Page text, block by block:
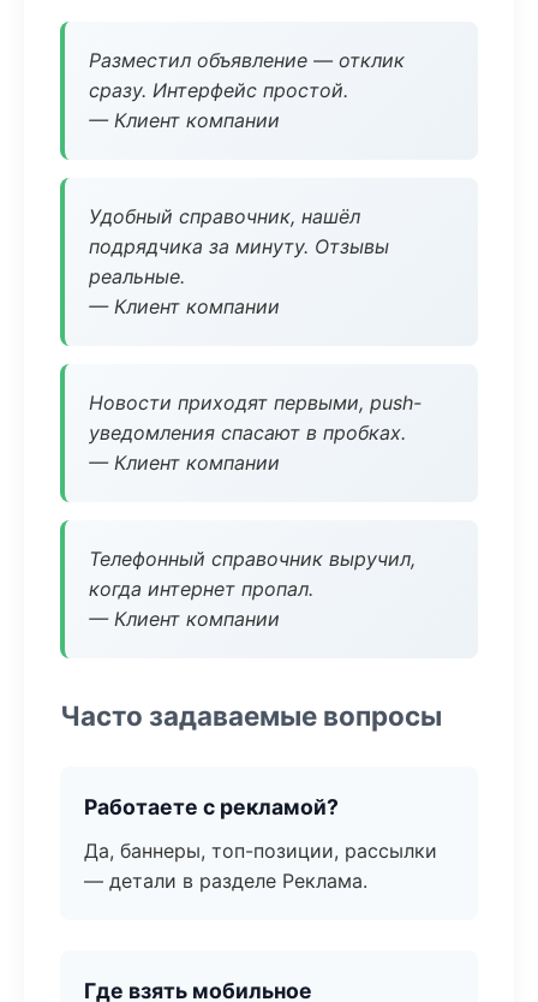
Разместил объявление — отклик
сразу. Интерфейс простой.
— Клиент компании
Удобный справочник, нашёл
подрядчика за минуту. Отзывы
реальные.
— Клиент компании
Новости приходят первыми, push-
уведомления спасают в пробках.
— Клиент компании
Телефонный справочник выручил,
когда интернет пропал.
— Клиент компании
Часто задаваемые вопросы
Работаете с рекламой?
Да, баннеры, топ-позиции, рассылки
— детали в разделе Реклама.
Где взять мобильное